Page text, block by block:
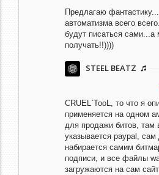
Предлагаю
автоматизма всего
будут писаться
получать!!))))
STEEL BEATZ
CRUEL`TooL, то что я
применяется на одном
для продажи битов, там
указывается paypal, сам
набирается самим
подписи, и все файлы
загружаются на сам